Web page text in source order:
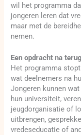
wil het programma
jongeren leren dat
maar met de
nemen.
Een opdracht na
Het programma
wat deelnemers na
Jongeren kunnen
hun universiteit,
jeugdorganisatie of
uitbrengen,
vredeseducatie of